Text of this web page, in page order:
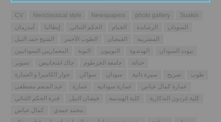
CV Neoclassical style Newspapers photo gallery
Suakin
أمدرمان
إيطاليا الحكم الثنائي الخيام الرشايدة
السودان
الشيخ حمد النيل
الطوب الأحمر الفيضان
المشربية
المعماريين السودانيين
النوبة النوبيون الهدندوة
بيوت السودان
تصوير
جاك اشخانيص جامعة الخرطوم
حداثة
حوار الكاميرا و العمارة
سواكن سودان سيرة ذاتية ضريح
طوب
عبد المنعم مصطفى
عمارة عمارة سودانية
عمارة كمال عباس
فترة الحكم الثنائي
فيضان النيل كلية الهندسة
كلية غردون التذكارية
كمال عباس
محمد حمدي